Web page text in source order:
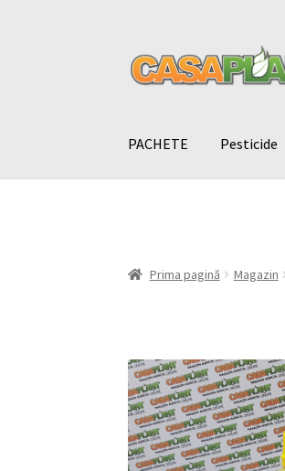
PACHETE Pesticide
Prima pagină Magazin